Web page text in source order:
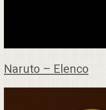
Naruto – Elenco